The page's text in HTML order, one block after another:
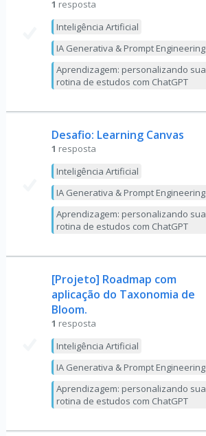
1 resposta
Inteligência Artificial
IA Generativa & Prompt Engineering
Aprendizagem: personalizando sua
rotina de estudos com ChatGPT
Desafio: Learning Canvas
1 resposta
Inteligência Artificial
IA Generativa & Prompt Engineering
Aprendizagem: personalizando sua
rotina de estudos com ChatGPT
[Projeto] Roadmap com
aplicação do Taxonomia de
Bloom.
1 resposta
Inteligência Artificial
IA Generativa & Prompt Engineering
Aprendizagem: personalizando sua
rotina de estudos com ChatGPT